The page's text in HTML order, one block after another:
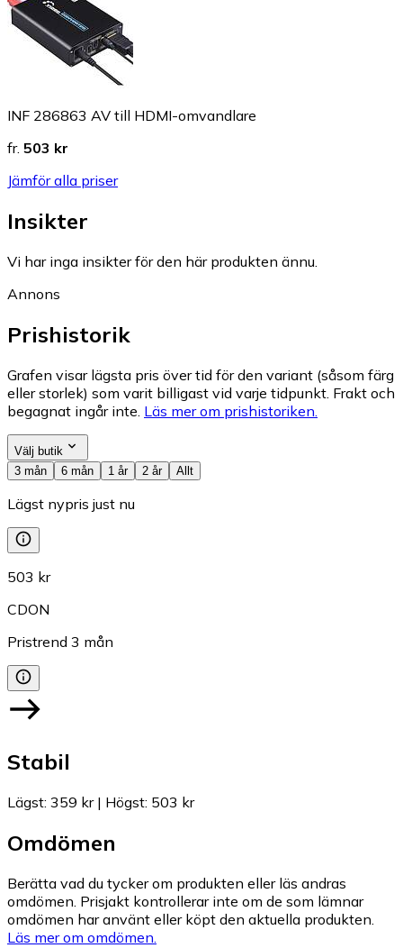
INF 286863 AV till HDMI-omvandlare
fr. 503 kr
Jämför alla priser
Insikter
Vi har inga insikter för den här produkten ännu.
Annons
Prishistorik
Grafen visar lägsta pris över tid för den variant (såsom färg
eller storlek) som varit billigast vid varje tidpunkt. Frakt och
begagnat ingår inte. Läs mer om prishistoriken.
Välj butik
3 mån
6 mån 1 år 2 år Allt
Lägst nypris just nu
503 kr
CDON
Pristrend 3 mån
Stabil
Lägst: 359 kr| Högst: 503 kr
Omdömen
Berätta vad du tycker om produkten eller läs andras
omdömen. Prisjakt kontrollerar inte om de som lämnar
omdömen har använt eller köpt den aktuella produkten.
Läs mer om omdömen.